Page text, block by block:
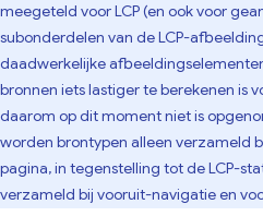
meegeteld voor LCP (en ook voor
subonderdelen van de LCP-
daadwerkelijke
bronnen iets lastiger te berekenen is
daarom op dit moment niet is
worden brontypen alleen verzameld
pagina, in tegenstelling tot de LCP-
verzameld bij vooruit-navigatie en